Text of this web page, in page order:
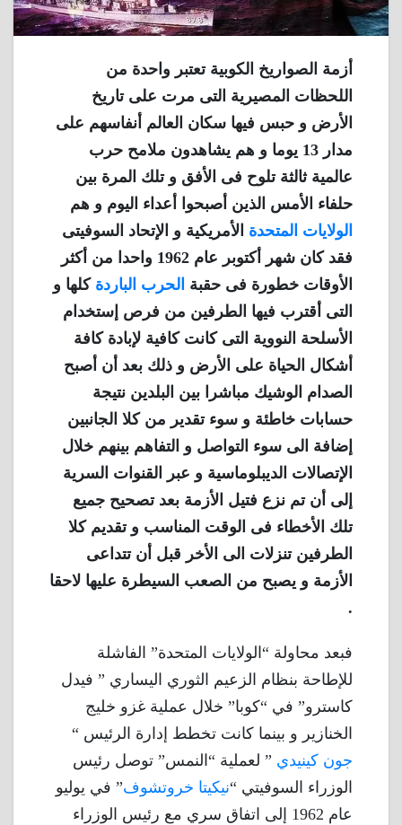
أزمة الصواريخ الكوبية تعتبر واحدة من
اللحظات المصيرية التى مرت على تاريخ
الأرض و حبس فيها سكان العالم أنفاسهم على
مدار 13 يوما و هم يشاهدون ملامح حرب
عالمية ثالثة تلوح فى الأفق و تلك المرة بين
حلفاء الأمس الذين أصبحوا أعداء اليوم و هم
الولايات المتحدة الأمريكية و الإتحاد السوفيتى
فقد كان شهر أكتوبر عام 1962 واحدا من أكثر
الأوقات خطورة فى حقبة الحرب الباردة كلها و
التى أقترب فيها الطرفين من فرص إستخدام
الأسلحة النووية التى كانت كافية لإبادة كافة
أشكال الحياة على الأرض و ذلك بعد أن أصبح
الصدام الوشيك مباشرا بين البلدين نتيجة
حسابات خاطئة و سوء تقدير من كلا الجانبين
إضافة الى سوء التواصل و التفاهم بينهم خلال
الإتصالات الديبلوماسية و عبر القنوات السرية
إلى أن تم نزع فتيل الأزمة بعد تصحيح جميع
تلك الأخطاء فى الوقت المناسب و تقديم كلا
الطرفين تنزلات الى الأخر قبل أن تتداعى
الأزمة و يصبح من الصعب السيطرة عليها لاحقا
.
فبعد محاولة “الولايات المتحدة” الفاشلة
للإطاحة بنظام الزعيم الثوري اليساري ” فيدل
كاسترو” في “كوبا” خلال عملية غزو خليج
الخنازير و بينما كانت تخطط إدارة الرئيس “
جون كينيدي ” لعملية “النمس” توصل رئيس
الوزراء السوفيتي “نيكيتا خروتشوف” في يوليو
عام 1962 إلى اتفاق سري مع رئيس الوزراء